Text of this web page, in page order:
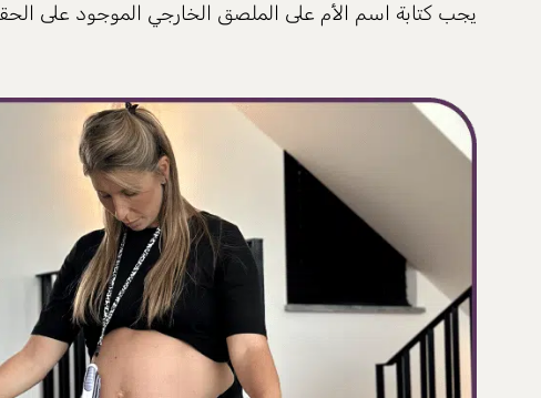
يجب كتابة اسم الأم على الملصق الخارجي الموجود على